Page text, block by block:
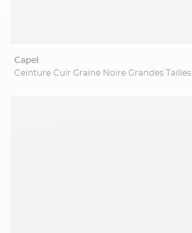
capel
Ceinture Cuir Graine Noire Grandes Tailles